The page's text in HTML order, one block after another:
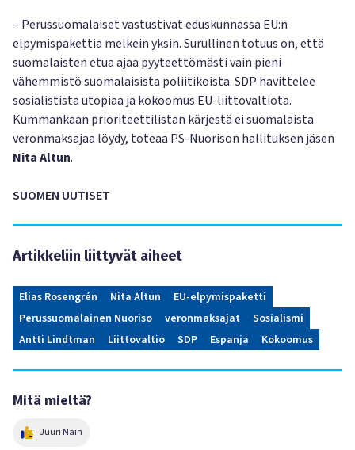
– Perussuomalaiset vastustivat eduskunnassa EU:n
elpymispakettia melkein yksin. Surullinen totuus on, että
suomalaisten etua ajaa pyyteettömästi vain pieni
vähemmistö suomalaisista poliitikoista. SDP havittelee
sosialistista utopiaa ja kokoomus EU-liittovaltiota.
Kummankaan prioriteettilistan kärjestä ei suomalaista
veronmaksajaa löydy, toteaa PS-Nuorison hallituksen jäsen
Nita Altun.
SUOMEN UUTISET
Artikkeliin liittyvät aiheet
Elias Rosengrén Nita Altun
EU-elpymispaketti
Perussuomalainen Nuoriso
veronmaksajat
Sosialismi
Antti Lindtman
Liittovaltio SDP Espanja Kokoomus
Mitä mieltä?
Juuri Näin